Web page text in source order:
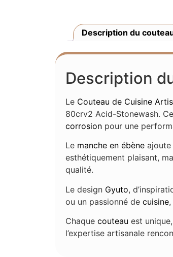
Description du
Description
Le Couteau de Cuisine
80crv2 Acid-Stonewash.
corrosion pour une
Le manche en ébène
esthétiquement plaisant,
qualité.
Le design Gyuto,
ou un passionné decuisine
Chaquecouteau est
l’expertise artisanale